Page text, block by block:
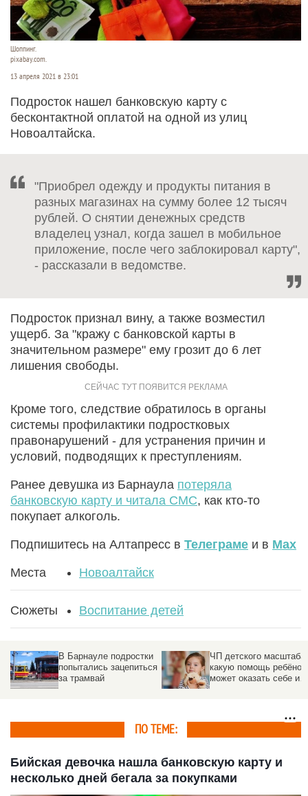
Шоппинг.
pixabay.com.
13 апреля 2021 в 23:01
Подросток нашел банковскую карту с
бесконтактной оплатой на одной из улиц
Новоалтайска.
"Приобрел одежду и продукты питания в
разных магазинах на сумму более 12 тысяч
рублей. О снятии денежных средств
владелец узнал, когда зашел в мобильное
приложение, после чего заблокировал карту",
- рассказали в ведомстве.
Подросток признал вину, а также возместил
ущерб. За "кражу с банковской карты в
значительном размере" ему грозит до 6 лет
лишения свободы.
Кроме того, следствие обратилось в органы
системы профилактики подростковых
правонарушений - для устранения причин и
условий, подводящих к преступлениям.
Ранее девушка из Барнаула потеряла
банковскую карту и читала СМС, как кто-то
покупает алкоголь.
Подпишитесь на Алтапресс в Телеграме и в Max
Места Новоалтайск
Сюжеты Воспитание детей
В Барнауле подростки
попытались зацепиться
за трамвай
ЧП детского масштаба:
какую помощь ребёнок
может оказать себе и
ПО ТЕМЕ:
Бийская девочка нашла банковскую карту и
несколько дней бегала за покупками